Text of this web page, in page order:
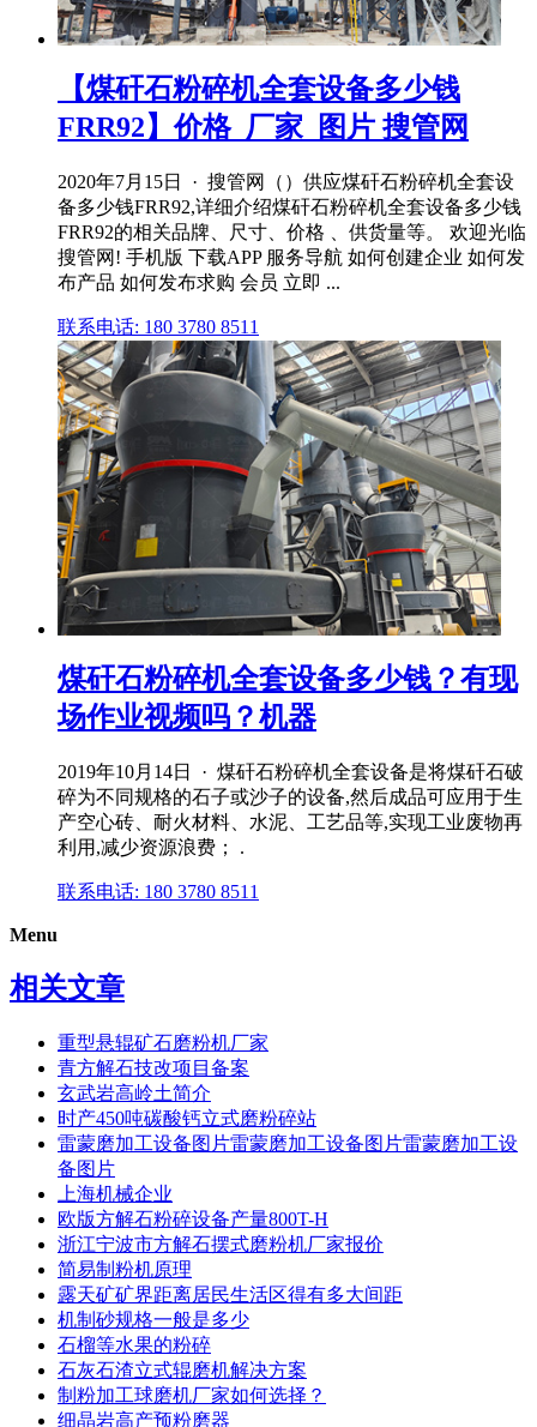
【煤矸石粉碎机全套设备多少钱
FRR92】价格_厂家_图片 搜管网
2020年7月15日 · 搜管网（）供应煤矸石粉碎机全套设
备多少钱FRR92,详细介绍煤矸石粉碎机全套设备多少钱
FRR92的相关品牌、尺寸、价格 、供货量等。 欢迎光临
搜管网! 手机版 下载APP 服务导航 如何创建企业 如何发
布产品 如何发布求购 会员 立即 ...
联系电话: 180 3780 8511
煤矸石粉碎机全套设备多少钱？有现
场作业视频吗？机器
2019年10月14日 · 煤矸石粉碎机全套设备是将煤矸石破
碎为不同规格的石子或沙子的设备,然后成品可应用于生
产空心砖、耐火材料、水泥、工艺品等,实现工业废物再
利用,减少资源浪费； .
联系电话: 180 3780 8511
Menu
相关文章
重型悬辊矿石磨粉机厂家
青方解石技改项目备案
玄武岩高岭土简介
时产450吨碳酸钙立式磨粉碎站
雷蒙磨加工设备图片雷蒙磨加工设备图片雷蒙磨加工设
备图片
上海机械企业
欧版方解石粉碎设备产量800T-H
浙江宁波市方解石摆式磨粉机厂家报价
简易制粉机原理
露天矿矿界距离居民生活区得有多大间距
机制砂规格一般是多少
石榴等水果的粉碎
石灰石渣立式辊磨机解决方案
制粉加工球磨机厂家如何选择？
细晶岩高产预粉磨器